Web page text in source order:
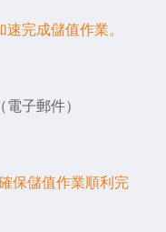
完成儲值作業。
子郵件）
保儲值作業順利完